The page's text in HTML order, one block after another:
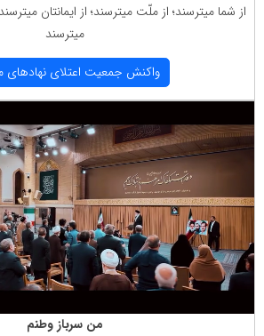
از شما میترسند؛ از ملّت میترسند؛ از ایمانتان
میترسند
واكنش جمعیت اعتلای نهادهای
من سرباز وطنم